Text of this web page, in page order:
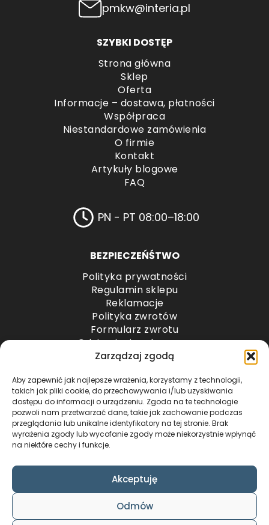
Zarządzaj zgodą
Aby zapewnić jak najlepsze wrażenia, korzystamy z technologii,
takich jak pliki cookie, do przechowywania i/lub uzyskiwania
dostępu do informacji o urządzeniu. Zgoda na te technologie
pozwoli nam przetwarzać dane, takie jak zachowanie podczas
przeglądania lub unikalne identyfikatory na tej stronie. Brak
wyrażenia zgody lub wycofanie zgody może niekorzystnie wpłynąć
na niektóre cechy i funkcje.
Akceptuję
Odmów
pmkw@interia.pl
SZYBKI DOSTĘP
Strona główna
Sklep
Oferta
Informacje – dostawa, płatności
Współpraca
Niestandardowe zamówienia
O firmie
Kontakt
Artykuły blogowe
FAQ
PN - PT 08:00–18:00
BEZPIECZEŃŚTWO
Polityka prywatności
Regulamin sklepu
Reklamacje
Polityka zwrotów
Formularz zwrotu
Odstąpienie od umowy
Odstąpienie od umowy – przesyłki paletowe
METODY PŁATNOŚCI
COPYRIGHT © 2024 by ADWENTO ŁUKASZ
WIECZOREK / ALL RIGHTS RESERVED